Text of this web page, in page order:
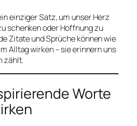
einziger Satz, um unser Herz
schenken oder Hoffnung zu
Zitate und Sprüche können wie
Alltag wirken – sie erinnern uns
zählt.
Worte